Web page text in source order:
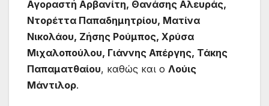
Αγοραστή Αρβανίτη, Θανάσης Αλευράς,
Ντορέττα Παπαδημητρίου, Ματίνα
Νικολάου, Ζήσης Ρούμπος, Χρύσα
Μιχαλοπούλου, Γιάννης Απέργης, Τάκης
Παπαματθαίου, καθώς και ο Λούις
Μάντιλορ.